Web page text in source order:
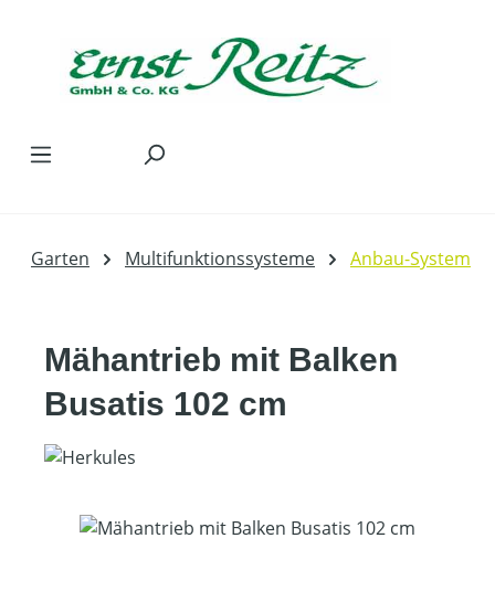
Garten Multifunktionssysteme Anbau-System
Mähantrieb mit Balken
Busatis 102 cm
Bildergalerie überspringen